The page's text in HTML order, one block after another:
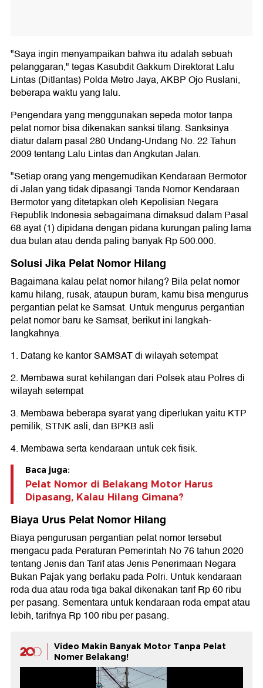
"Saya ingin menyampaikan bahwa itu adalah sebuah
pelanggaran," tegas Kasubdit Gakkum Direktorat Lalu
Lintas (Ditlantas) Polda Metro Jaya, AKBP Ojo Ruslani,
beberapa waktu yang lalu.
Pengendara yang menggunakan sepeda motor tanpa
pelat nomor bisa dikenakan sanksi tilang. Sanksinya
diatur dalam pasal 280 Undang-Undang No. 22 Tahun
2009 tentang Lalu Lintas dan Angkutan Jalan.
"Setiap orang yang mengemudikan Kendaraan Bermotor
di Jalan yang tidak dipasangi Tanda Nomor Kendaraan
Bermotor yang ditetapkan oleh Kepolisian Negara
Republik Indonesia sebagaimana dimaksud dalam Pasal
68 ayat (1) dipidana dengan pidana kurungan paling lama
dua bulan atau denda paling banyak Rp 500.000.
Solusi Jika Pelat Nomor Hilang
Bagaimana kalau pelat nomor hilang? Bila pelat nomor
kamu hilang, rusak, ataupun buram, kamu bisa mengurus
pergantian pelat ke Samsat. Untuk mengurus pergantian
pelat nomor baru ke Samsat, berikut ini langkah-
langkahnya.
1. Datang ke kantor SAMSAT di wilayah setempat
2. Membawa surat kehilangan dari Polsek atau Polres di
wilayah setempat
3. Membawa beberapa syarat yang diperlukan yaitu KTP
pemilik, STNK asli, dan BPKB asli
4. Membawa serta kendaraan untuk cek fisik.
Baca juga:
Pelat Nomor di Belakang Motor Harus
Dipasang, Kalau Hilang Gimana?
Biaya Urus Pelat Nomor Hilang
Biaya pengurusan pergantian pelat nomor tersebut
mengacu pada Peraturan Pemerintah No 76 tahun 2020
tentang Jenis dan Tarif atas Jenis Penerimaan Negara
Bukan Pajak yang berlaku pada Polri. Untuk kendaraan
roda dua atau roda tiga bakal dikenakan tarif Rp 60 ribu
per pasang. Sementara untuk kendaraan roda empat atau
lebih, tarifnya Rp 100 ribu per pasang.
Video Makin Banyak Motor Tanpa Pelat
Nomer Belakang!